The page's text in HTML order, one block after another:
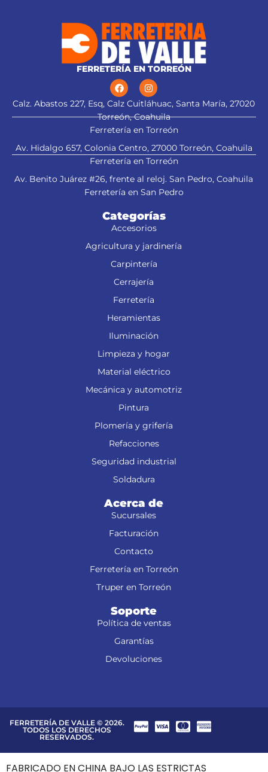
FERRETERÍA EN TORREÓN
Calz. Abastos 227, Esq, Calz Cuitláhuac, Santa María, 27020
Torreón, Coahuila
Ferretería en Torreón
Av. Hidalgo 657, Colonia Centro, 27000 Torreón, Coahuila
Ferretería en Torreón
Av. Benito Juárez #26, frente al reloj. San Pedro, Coahuila
Ferretería en San Pedro
Categorías
Accesorios
Agricultura y jardinería
Carpintería
Cerrajería
Ferretería
Heramientas
Iluminación
Limpieza y hogar
Material eléctrico
Mecánica y automotriz
Pintura
Plomería y grifería
Refacciones
Seguridad industrial
Soldadura
Acerca de
Sucursales
Facturación
Contacto
Ferretería en Torreón
Truper en Torreón
Soporte
Política de ventas
Garantías
Devoluciones
FERRETERÍA DE VALLE © 2026.
TODOS LOS DERECHOS
RESERVADOS.
FABRICADO EN CHINA BAJO LAS ESTRICTAS